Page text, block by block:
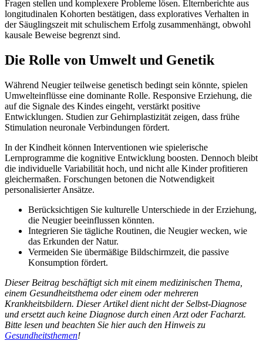
Fragen stellen und komplexere Probleme lösen. Elternberichte aus
longitudinalen Kohorten bestätigen, dass exploratives Verhalten in
der Säuglingszeit mit schulischem Erfolg zusammenhängt, obwohl
kausale Beweise begrenzt sind.
Die Rolle von Umwelt und Genetik
Während Neugier teilweise genetisch bedingt sein könnte, spielen
Umwelteinflüsse eine dominante Rolle. Responsive Erziehung, die
auf die Signale des Kindes eingeht, verstärkt positive
Entwicklungen. Studien zur Gehirnplastizität zeigen, dass frühe
Stimulation neuronale Verbindungen fördert.
In der Kindheit können Interventionen wie spielerische
Lernprogramme die kognitive Entwicklung boosten. Dennoch bleibt
die individuelle Variabilität hoch, und nicht alle Kinder profitieren
gleichermaßen. Forschungen betonen die Notwendigkeit
personalisierter Ansätze.
Berücksichtigen Sie kulturelle Unterschiede in der Erziehung,
die Neugier beeinflussen könnten.
Integrieren Sie tägliche Routinen, die Neugier wecken, wie
das Erkunden der Natur.
Vermeiden Sie übermäßige Bildschirmzeit, die passive
Konsumption fördert.
Dieser Beitrag beschäftigt sich mit einem medizinischen Thema,
einem Gesundheitsthema oder einem oder mehreren
Krankheitsbildern. Dieser Artikel dient nicht der Selbst-Diagnose
und ersetzt auch keine Diagnose durch einen Arzt oder Facharzt.
Bitte lesen und beachten Sie hier auch den Hinweis zu
Gesundheitsthemen!